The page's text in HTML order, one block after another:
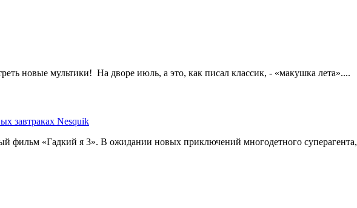
новые мультики! На дворе июль, а это, как писал классик, - «макушка лета»....
завтраках Nesquik
фильм «Гадкий я 3». В ожидании новых приключений многодетного суперагента,